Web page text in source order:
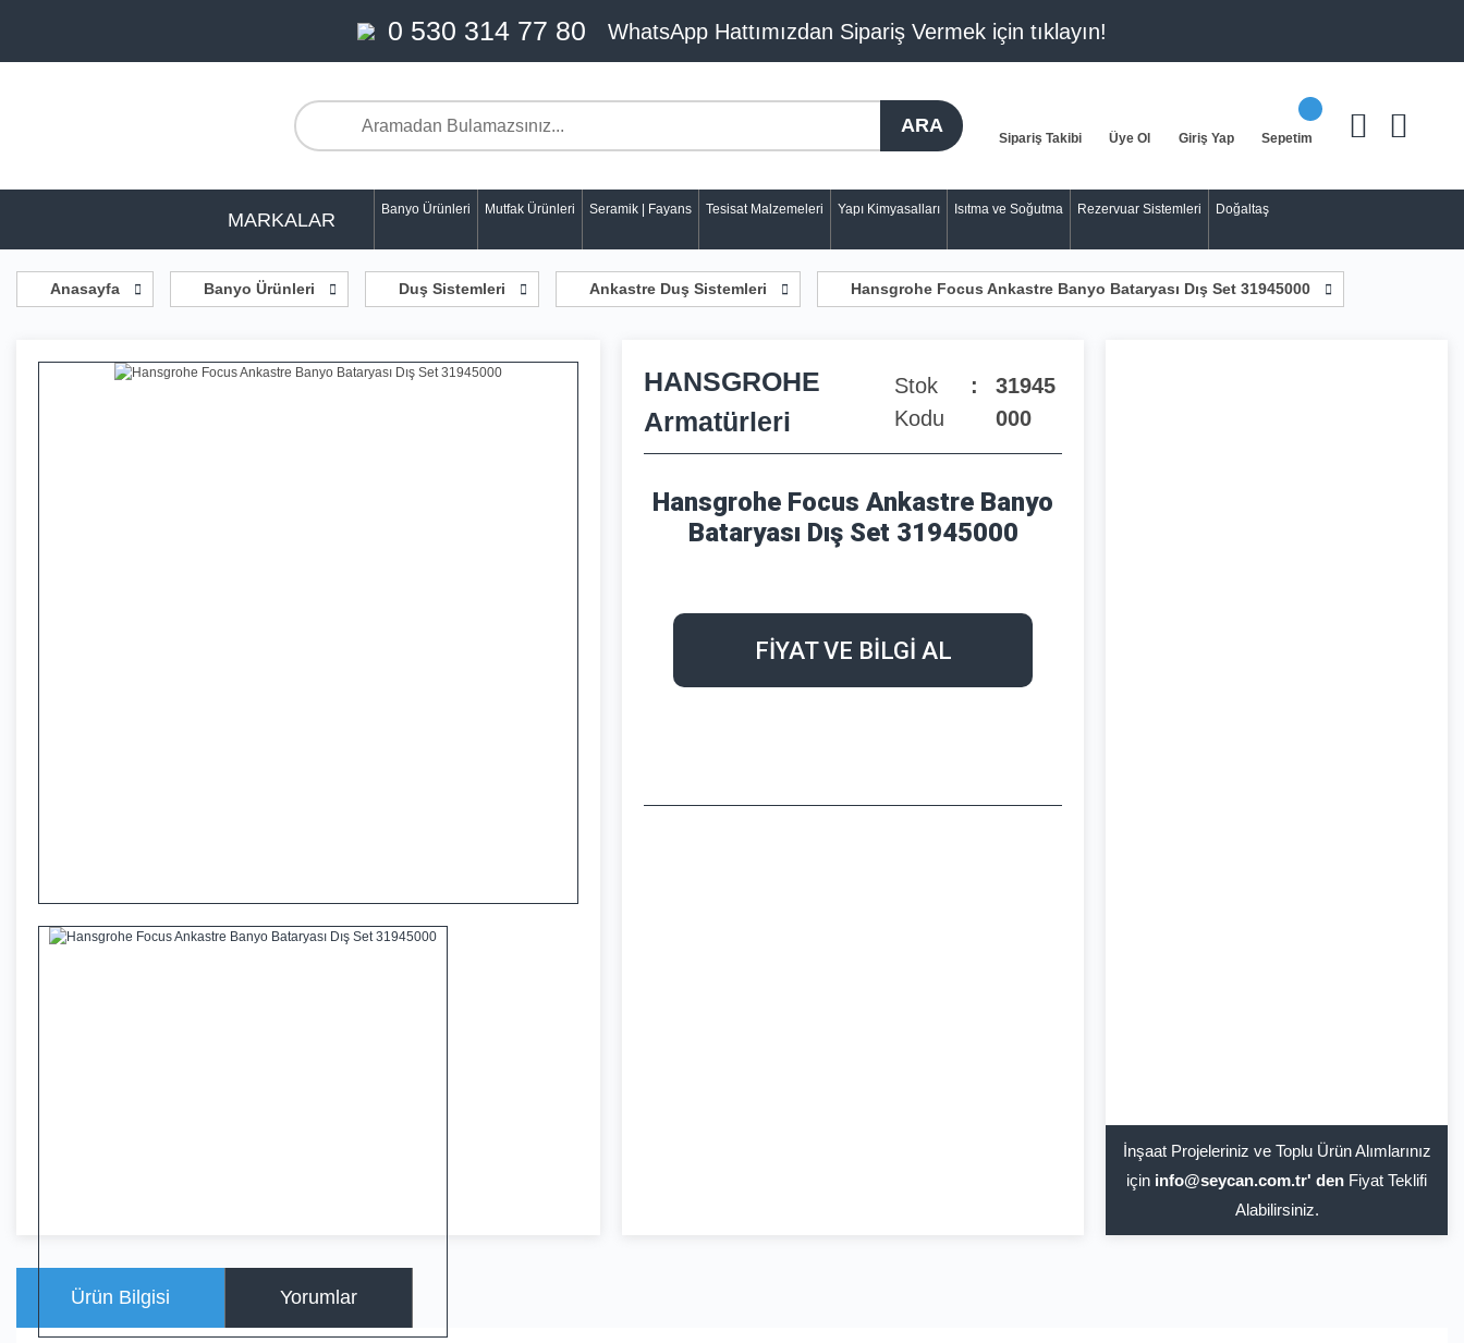
0 530 314 77 80 WhatsApp Hattımızdan Sipariş Vermek için tıklayın!
ARA
Sipariş Takibi Üye Ol Giriş Yap Sepetim
MARKALAR Banyo Ürünleri Mutfak Ürünleri Seramik | Fayans Tesisat Malzemeleri Yapı Kimyasalları Isıtma ve Soğutma Rezervuar Sistemleri Doğaltaş
Anasayfa Banyo Ürünleri Duş Sistemleri Ankastre Duş Sistemleri Hansgrohe Focus Ankastre Banyo Bataryası Dış Set 31945000
HANSGROHE
Armatürleri
Stok
Kodu
31945
000
Hansgrohe Focus Ankastre Banyo
Bataryası Dış Set 31945000
FİYAT VE BİLGİ AL
İnşaat Projeleriniz ve Toplu Ürün Alımlarınız
için info@seycan.com.tr' den Fiyat Teklifi
Alabilirsiniz.
Ürün Bilgisi Yorumlar